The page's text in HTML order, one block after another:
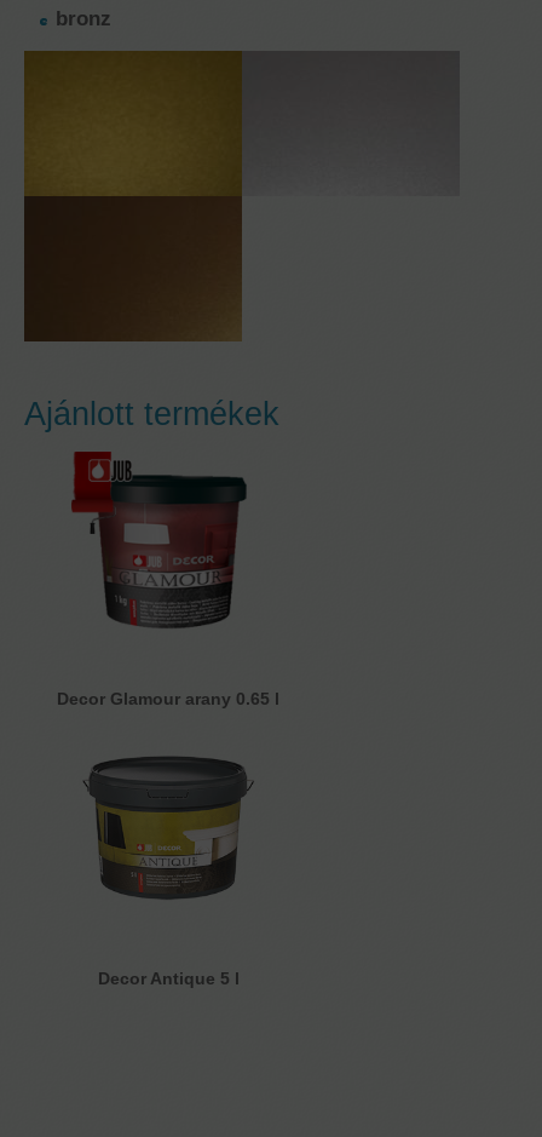
bronz
Ajánlott termékek
Decor Glamour arany 0.65 l
Decor Antique 5 l